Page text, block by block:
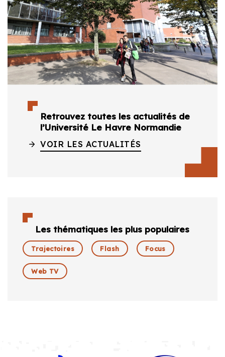
Retrouvez toutes les actualités de
l’Université Le Havre Normandie
VOIR LES ACTUALITÉS
Les thématiques les plus populaires
Trajectoires Flash Focus
Web TV